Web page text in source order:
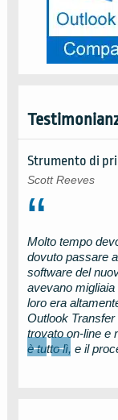
Strumento di
Scott Reeves
Molto tempo
dovuto passare a
software del
avevano
loro era
Outlook Transfer
trovato on-line e
è tutto lì, e il
← →